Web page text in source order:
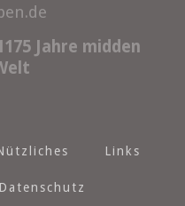
Jahre midden
Links
Datenschutz